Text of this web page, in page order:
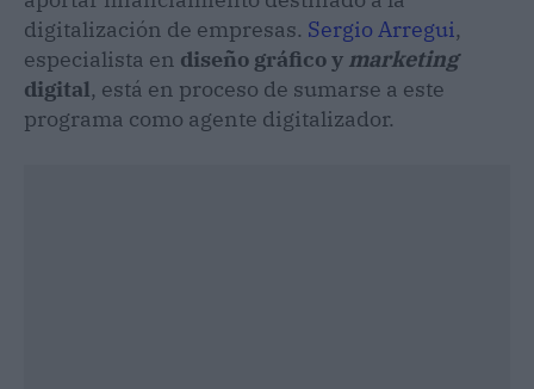
digitalización de empresas. Sergio Arregui,
especialista en diseño gráfico y marketing
digital, está en proceso de sumarse a este
programa como agente digitalizador.